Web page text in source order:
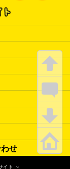
せ
イト ～